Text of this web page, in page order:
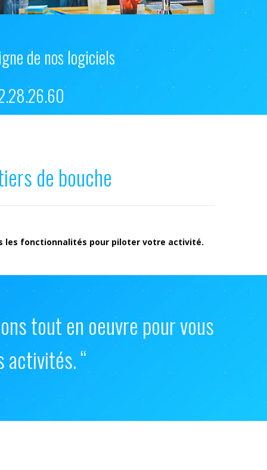
de nos logiciels
de bouche
les fonctionnalités pour piloter votre activité.
tout en oeuvre pour vous
activités. “